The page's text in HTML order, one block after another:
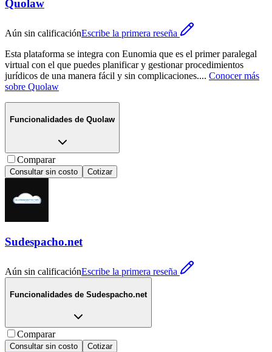
Quolaw
Aún sin calificaciónEscribe la primera reseña
Esta plataforma se integra con Eunomia que es el primer paralegal
virtual con el que puedes planificar y gestionar procedimientos
jurídicos de una manera fácil y sin complicaciones.... Conocer más
sobre Quolaw
Funcionalidades de Quolaw
Comparar
Consultar sin costo Cotizar
Sudespacho.net
Aún sin calificaciónEscribe la primera reseña
Funcionalidades de Sudespacho.net
Comparar
Consultar sin costo Cotizar